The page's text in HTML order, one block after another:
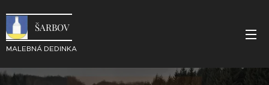
ŠARBOV
MALEBNÁ DEDINKA